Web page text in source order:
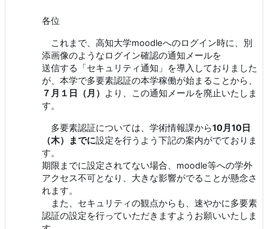
各位
これまで、高知大学moodleへのログイン時に、別
添画像のようなログイン確認の通知メールを
送信する「セキュリティ通知」を導入しておりました
が、本学で多要素認証の本学稼働が始まることから、
７月１日（月）
より、この通知メールを廃止いたしま
す。
多要素認証については、学術情報課から10月10日
（木）までに設定を行うよう下記の案内がでておりま
す。
期限までに設定されてない場合、moodle等への学外
アクセス不可となり、大きな影響がでることが懸念さ
れます。
また、セキュリティの観点からも、速やかに多要素
認証の設定を行っていただきますようお願いいたしま